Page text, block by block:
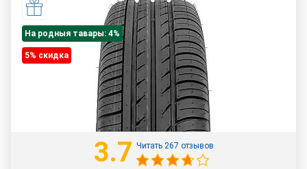
На родныя тавары: 4%
5% cкидка
3.7 Читать 267 отзывов